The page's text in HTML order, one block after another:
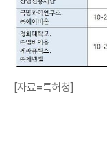
[자료=특허청]